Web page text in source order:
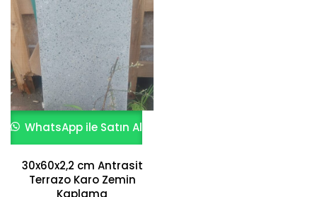
WhatsApp ile Satın Al
30x60x2,2 cm Antrasit
Terrazo Karo Zemin
Kaplama